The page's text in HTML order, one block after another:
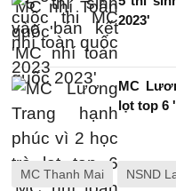
2023'
MC
lọt top 6
MC Thanh Mai NSND